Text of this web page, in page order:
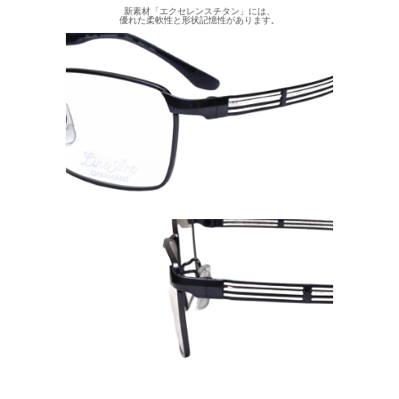
新素材「エクセレンスチタン」には、
優れた柔軟性と形状記憶性があります。